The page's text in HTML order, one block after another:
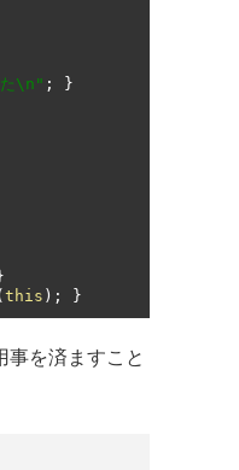
\n" ;
}
}
this ); }
を済ますこと